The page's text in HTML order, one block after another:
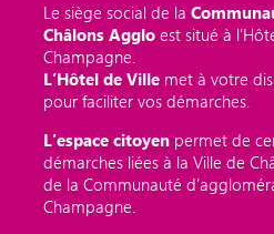
Le siège social de la
Châlons Aggloest situé à
Champagne.
L’Hôtel de Ville met à votre
pour faciliter vos démarches.
L’espace citoyen permet de
démarches liées à la Ville de
de la Communauté
Champagne.